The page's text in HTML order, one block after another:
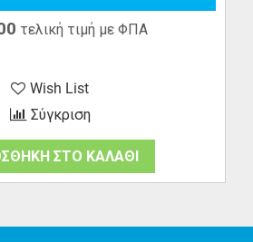
τελική τιμή με ΦΠΑ
Wish List
Σύγκριση
ΣΤΟ ΚΑΛΑΘΙ